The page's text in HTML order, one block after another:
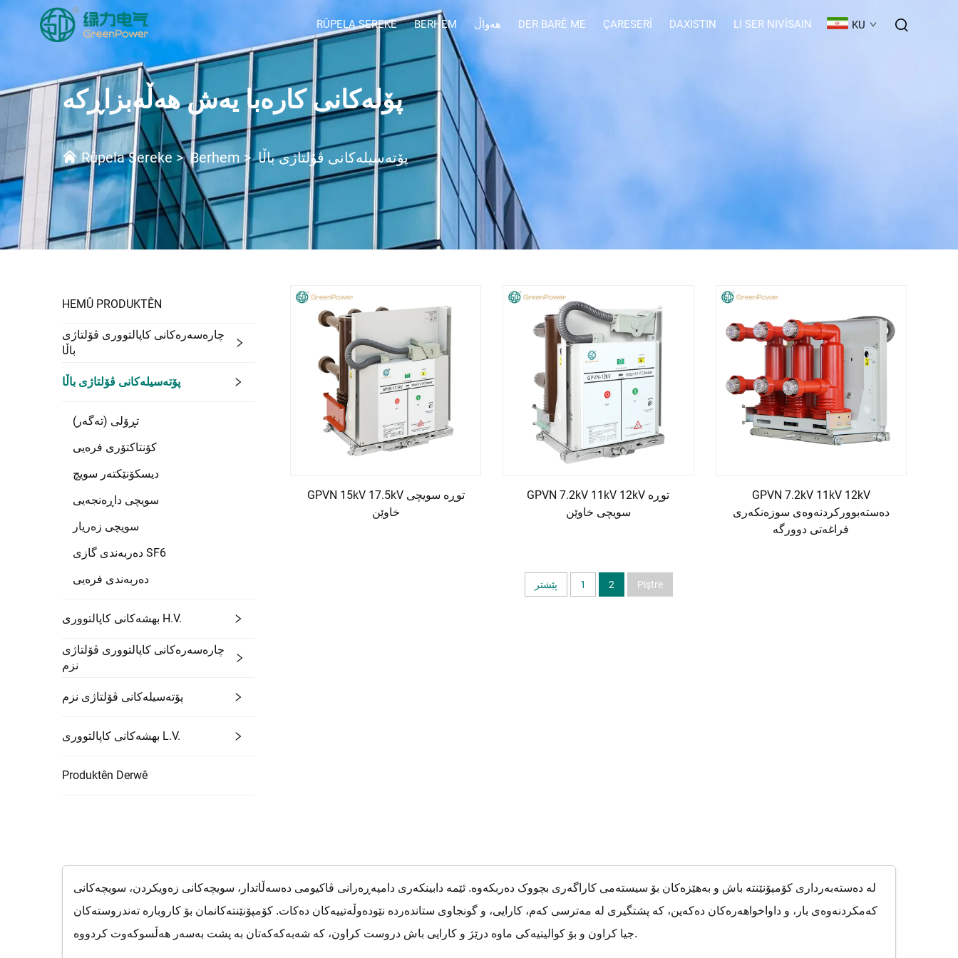
RÛPELA SEREKE BERHEM هەواڵ DER BARÊ ME ÇARESERÎ DAXISTIN LI SER NIVÎSAIN KU
Rûpela Sereke >Berhem >پۆتەسیلەکانی ڤۆلتاژی باڵا
HEMÛ PRODUKTÊN
چارەسەرەکانی کاپالتووری ڤۆلتاژی
باڵا
پۆتەسیلەکانی ڤۆلتاژی باڵا
تڕۆلی (تەگەر)
کۆنتاکتۆری فرەیی
دیسکۆنێکتەر سویچ
سویچی داڕەنجەیی
سویچی زەریار
دەربەندی گازی SF6
دەربەندی فرەیی
بهشەکانی کاپالتووری H.V.
چارەسەرەکانی کاپالتووری ڤۆلتاژی
نزم
پۆتەسیلەکانی ڤۆلتاژی نزم
بهشەکانی کاپالتووری L.V.
Produktên Derwê
GPVN 15kV 17.5kV توڕە سویچی
خاوێن
GPVN 7.2kV 11kV 12kV توڕە
سویچی خاوێن
GPVN 7.2kV 11kV 12kV
دەستەبوورکردنەوەی سوزەنکەری
فراغەتی دوورگە
پێشتر 1 2 Piştre
لە دەستەبەرداری کۆمپۆنێنتە باش و بەهێزەکان بۆ سیستەمی کاراگەری بچووک دەربکەوە. ئێمە دابینکەری دامپەڕەرانی ڤاکیومی دەسەڵاتدار، سویچەکانی زەویکردن، سویچەکانی
کەمکردنەوەی بار، و داواخواهەرەکان دەکەین، کە پشتگیری لە مەترسی کەم، کارایی، و گونجاوی ستاندەردە نێودەوڵەتییەکان دەکات. کۆمپۆنێنتەکانمان بۆ کاروبارە تەندروستەکان
جیا کراون و بۆ کوالیتیەکی ماوە درێژ و کارایی باش دروست کراون، کە شەبەکەکەتان بە پشت بەسەر هەڵسوکەوت کردووە.